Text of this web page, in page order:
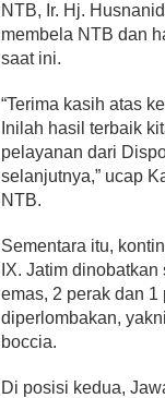
NTB, Ir. Hj.
membela NTB dan
saat ini.
“Terima kasih atas
Inilah hasil terbaik
pelayanan dari
selanjutnya,” ucap
NTB.
Sementara itu,
IX. Jatim
emas, 2 perak dan
diperlombakan,
boccia.
Di posisi kedua,